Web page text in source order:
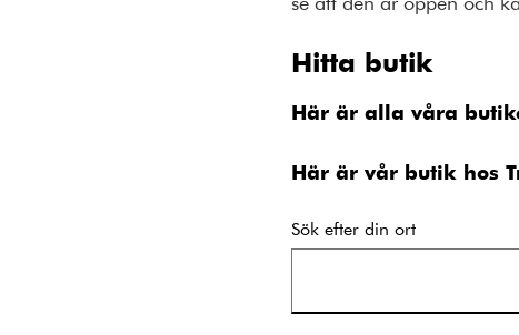
Hitta butik
Här är alla våra
Här är vår butik hos
Sök efter din ort